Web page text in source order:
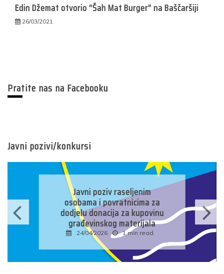
Edin Džemat otvorio “Šah Mat Burger” na Baščaršiji
26/03/2021
Pratite nas na Facebooku
Javni pozivi/konkursi
Javni poziv raseljenim
osobama i povratnicima za
dodjelu donacija za kupovinu
građevinskog materijala
24/04/2026 1 min read